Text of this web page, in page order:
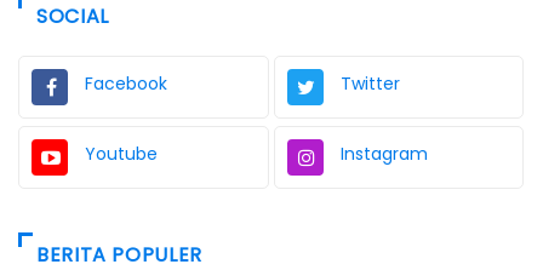
SOCIAL
Facebook Twitter
Youtube Instagram
BERITA POPULER